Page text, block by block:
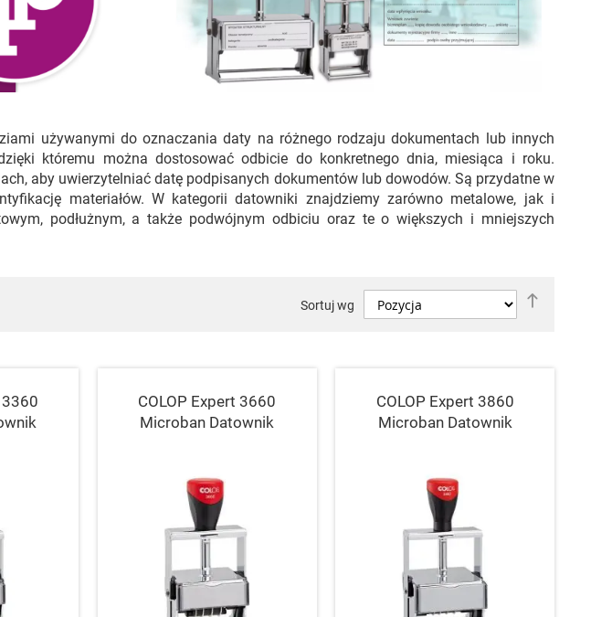
używanymi do oznaczania daty na różnego rodzaju dokumentach lub innych
któremu można dostosować odbicie do konkretnego dnia, miesiąca i roku.
aby uwierzytelniać datę podpisanych dokumentów lub dowodów. Są przydatne w
materiałów. W kategorii datowniki znajdziemy zarówno metalowe, jak i
podłużnym, a także podwójnym odbiciu oraz te o większych i mniejszych
Sortuj wg
3360
COLOP Expert 3660
Microban Datownik
COLOP Expert 3860
Microban Datownik